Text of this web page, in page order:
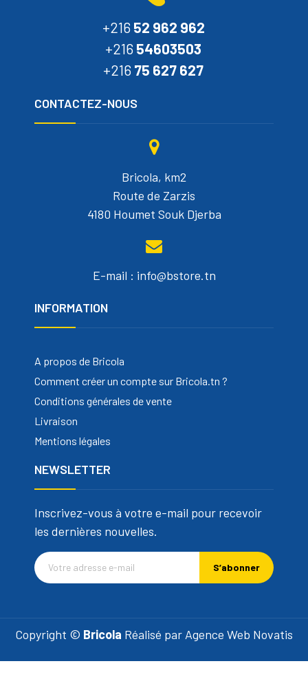
+216 52 962 962
+216 54603503
+216 75 627 627
CONTACTEZ-NOUS
Bricola, km2
Route de Zarzis
4180 Houmet Souk Djerba
E-mail : info@bstore.tn
INFORMATION
A propos de Bricola
Comment créer un compte sur Bricola.tn ?
Conditions générales de vente
Livraison
Mentions légales
NEWSLETTER
Inscrivez-vous à votre e-mail pour recevoir
les dernières nouvelles.
S’abonner
Copyright © Bricola Réalisé par Agence Web Novatis